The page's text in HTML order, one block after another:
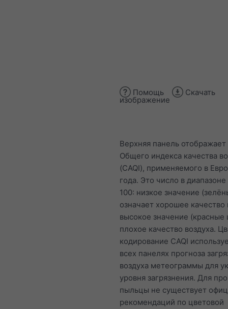
Помощь Скачать
изображение
Верхняя панель отображает
Общего индекса качества
(CAQI), применяемого в
года. Это число в диапазоне
100: низкое значение
означает хорошее качество
высокое значение
плохое качество воздуха.
кодирование CAQI
всех панелях прогноза
воздуха метеограммы для
уровня загрязнения. Для
пыльцы не существует
рекомендаций по цветовой